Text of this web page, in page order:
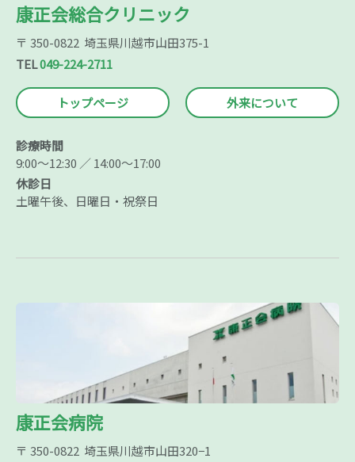
康正会総合クリニック
〒 350-0822 埼玉県川越市山田375-1
TEL049-224-2711
トップページ 外来について
診療時間
9:00～12:30 ／ 14:00～17:00
休診日
土曜午後、日曜日・祝祭日
康正会病院
〒 350-0822 埼玉県川越市山田320−1